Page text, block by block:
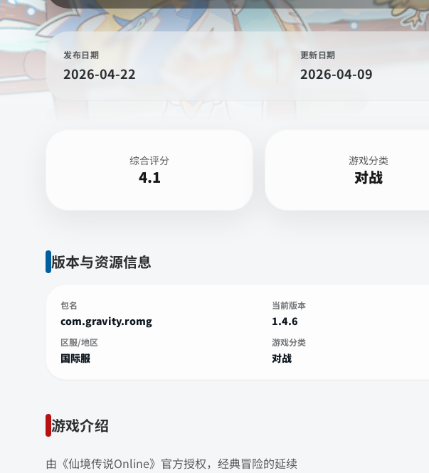
发布日期
2026-04-22
更新日期
2026-04-09
综合评分
4.1
游戏分类
对战
版本与资源信息
包名
com.gravity.romg
当前版本
1.4.6
区服/地区
国际服
游戏分类
对战
游戏介绍
由《仙境传说Online》官方授权，经典冒险的延续